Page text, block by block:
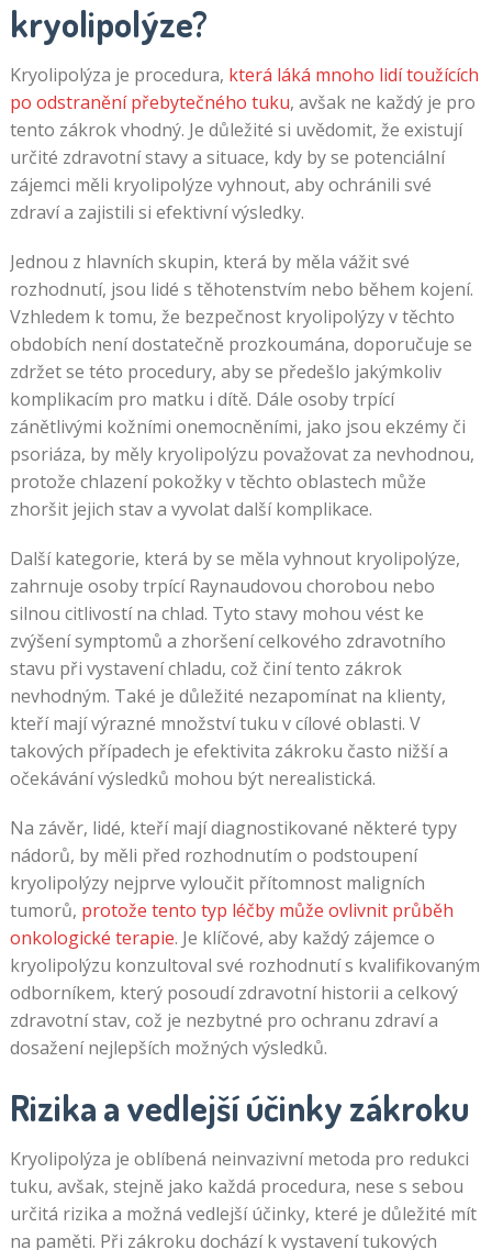
kryolipolýze?
Kryolipolýza je procedura, která láká mnoho lidí toužících
po odstranění přebytečného tuku, avšak ne každý je pro
tento zákrok vhodný. Je důležité si uvědomit, že existují
určité zdravotní stavy a situace, kdy by se potenciální
zájemci měli kryolipolýze vyhnout, aby ochránili své
zdraví a zajistili si efektivní výsledky.
Jednou z hlavních skupin, která by měla vážit své
rozhodnutí, jsou lidé s těhotenstvím nebo během kojení.
Vzhledem k tomu, že bezpečnost kryolipolýzy v těchto
obdobích není dostatečně prozkoumána, doporučuje se
zdržet se této procedury, aby se předešlo jakýmkoliv
komplikacím pro matku i dítě. Dále osoby trpící
zánětlivými kožními onemocněními, jako jsou ekzémy či
psoriáza, by měly kryolipolýzu považovat za nevhodnou,
protože chlazení pokožky v těchto oblastech může
zhoršit jejich stav a vyvolat další komplikace.
Další kategorie, která by se měla vyhnout kryolipolýze,
zahrnuje osoby trpící Raynaudovou chorobou nebo
silnou citlivostí na chlad. Tyto stavy mohou vést ke
zvýšení symptomů a zhoršení celkového zdravotního
stavu při vystavení chladu, což činí tento zákrok
nevhodným. Také je důležité nezapomínat na klienty,
kteří mají výrazné množství tuku v cílové oblasti. V
takových případech je efektivita zákroku často nižší a
očekávání výsledků mohou být nerealistická.
Na závěr, lidé, kteří mají diagnostikované některé typy
nádorů, by měli před rozhodnutím o podstoupení
kryolipolýzy nejprve vyloučit přítomnost maligních
tumorů, protože tento typ léčby může ovlivnit průběh
onkologické terapie. Je klíčové, aby každý zájemce o
kryolipolýzu konzultoval své rozhodnutí s kvalifikovaným
odborníkem, který posoudí zdravotní historii a celkový
zdravotní stav, což je nezbytné pro ochranu zdraví a
dosažení nejlepších možných výsledků.
Rizika a vedlejší účinky zákroku
Kryolipolýza je oblíbená neinvazivní metoda pro redukci
tuku, avšak, stejně jako každá procedura, nese s sebou
určitá rizika a možná vedlejší účinky, které je důležité mít
na paměti. Při zákroku dochází k vystavení tukových